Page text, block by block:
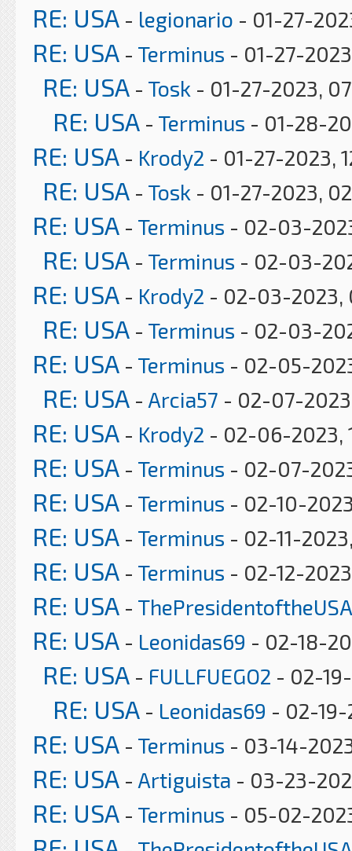
RE: USA - legionario - 01-27-
RE: USA - Terminus - 01-27-
RE: USA - Tosk - 01-27-2023,
RE: USA - Terminus - 01-28-
RE: USA - Krody2 - 01-27-2023,
RE: USA - Tosk - 01-27-2023,
RE: USA - Terminus - 02-03-
RE: USA - Terminus - 02-03-
RE: USA - Krody2 - 02-03-2023,
RE: USA - Terminus - 02-03-
RE: USA - Terminus - 02-05-
RE: USA - Arcia57 - 02-07-
RE: USA - Krody2 - 02-06-2023,
RE: USA - Terminus - 02-07-
RE: USA - Terminus - 02-10-
RE: USA - Terminus - 02-11-
RE: USA - Terminus - 02-12-
RE: USA - ThePresidentoftheUSA
RE: USA - Leonidas69 - 02-18-
RE: USA - FULLFUEGO2 - 02-19-
RE: USA - Leonidas69 - 02-
RE: USA - Terminus - 03-14-
RE: USA - Artiguista - 03-23-
RE: USA - Terminus - 05-02-